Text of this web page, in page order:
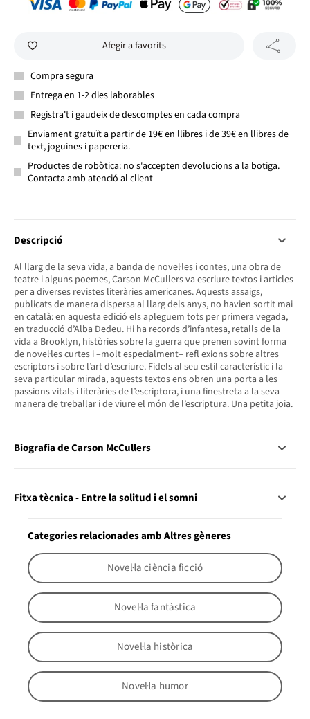
Afegir a favorits
Compra segura
Entrega en 1-2 dies laborables
Registra't i gaudeix de descomptes en cada compra
Enviament gratuït a partir de 19€ en llibres i de 39€ en llibres de
text, joguines i papereria.
Productes de robòtica: no s'accepten devolucions a la botiga.
Contacta amb atenció al client
Descripció
Al llarg de la seva vida, a banda de novel·les i contes, una obra de
teatre i alguns poemes, Carson McCullers va escriure textos i articles
per a diverses revistes literàries americanes. Aquests assaigs,
publicats de manera dispersa al llarg dels anys, no havien sortit mai
en català: en aquesta edició els apleguem tots per primera vegada,
en traducció d’Alba Dedeu. Hi ha records d’infantesa, retalls de la
vida a Brooklyn, històries sobre la guerra que prenen sovint forma
de novel·les curtes i –molt especialment– refl exions sobre altres
escriptors i sobre l’art d’escriure. Fidels al seu estil característic i la
seva particular mirada, aquests textos ens obren una porta a les
passions vitals i literàries de l’escriptora, i una finestreta a la seva
manera de treballar i de viure el món de l’escriptura. Una petita joia.
Biografia de Carson McCullers
Fitxa tècnica - Entre la solitud i el somni
Categories relacionades amb Altres gèneres
Novel·la ciència ficció
Novel·la fantàstica
Novel·la històrica
Novel·la humor